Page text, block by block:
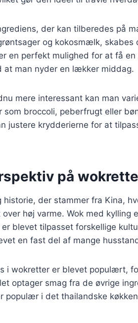
der kan tilberedes på
og kokosmælk,
en perfekt mulighed for at få
at man nyder en lækker middag.
mere interessant kan man
som broccoli, peberfrugt eller
justere krydderierne for at
på
historie, der stammer fra Kina,
høj varme. Wok med kylling
er blevet tilpasset forskellige
en fast del af mange
i wokretter er blevet populært,
optager smag fra de øvrige
populær i det thailandske